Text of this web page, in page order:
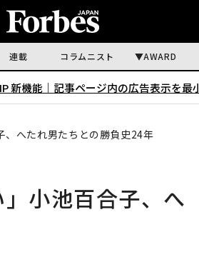
連載 コラムニスト AWARD
新機能｜ 記事ページ内の広告表示を最
、へたれ男たちとの勝負史24年
小池百合子、へ